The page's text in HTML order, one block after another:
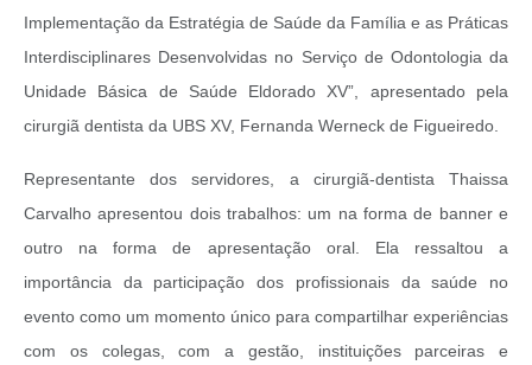
Implementação da Estratégia de Saúde da Família e as Práticas
Interdisciplinares Desenvolvidas no Serviço de Odontologia da
Unidade Básica de Saúde Eldorado XV”, apresentado pela
cirurgiã dentista da UBS XV, Fernanda Werneck de Figueiredo.
Representante dos servidores, a cirurgiã-dentista Thaissa
Carvalho apresentou dois trabalhos: um na forma de banner e
outro na forma de apresentação oral. Ela ressaltou a
importância da participação dos profissionais da saúde no
evento como um momento único para compartilhar experiências
com os colegas, com a gestão, instituições parceiras e